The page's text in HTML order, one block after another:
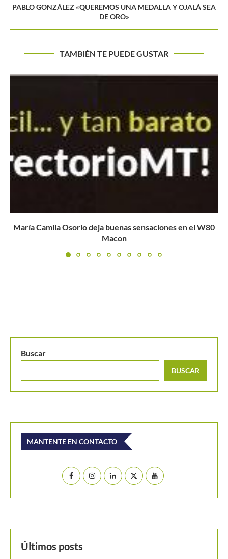
PABLO GONZÁLEZ «QUEREMOS UNA MEDALLA Y OJALÁ SEA
DE ORO»
TAMBIÉN TE PUEDE GUSTAR
Camila Osorio iguala a Fabiola Zuluga en un singular
hecho...
Buscar
BUSCAR
MANTENTE EN CONTACTO
Últimos posts